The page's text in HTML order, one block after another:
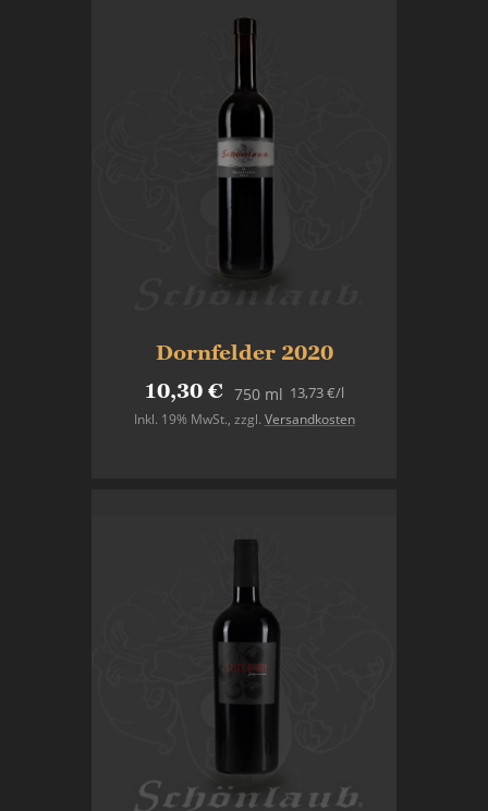
Dornfelder 2020
10,30 € 750 ml
Inkl. 19% MwSt., zzgl. Versandkosten
13,73 €/l